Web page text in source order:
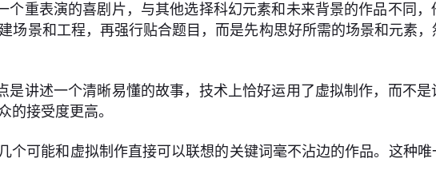
重表演的喜剧片，与其他选择科幻元素和未来背景的作品不同
场景和工程，再强行贴合题目，而是先构思好所需的场景和元素
是讲述一个清晰易懂的故事，技术上恰好运用了虚拟制作，而不
的接受度更高。
个可能和虚拟制作直接可以联想的关键词毫不沾边的作品。这种